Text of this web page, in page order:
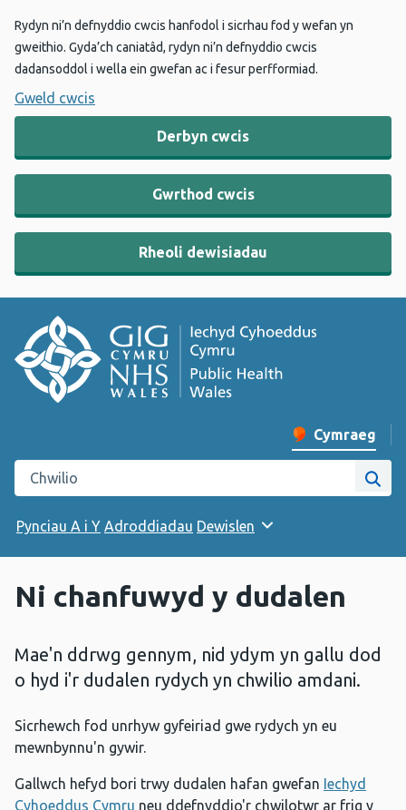
Rydyn ni’n defnyddio cwcis hanfodol i sicrhau fod y wefan yn
gweithio. Gyda’ch caniatâd, rydyn ni’n defnyddio cwcis
dadansoddol i wella ein gwefan ac i fesur perfformiad.
Gweld cwcis
Derbyn cwcis
Gwrthod cwcis
Rheoli dewisiadau
Newid iaith y
Cymraeg
Chwilio gwefan Iechyd Cyhoeddus Cymru
Pynciau A i Y Adroddiadau Dewislen
Ni chanfuwyd y dudalen
Mae'n ddrwg gennym, nid ydym yn gallu dod
o hyd i'r dudalen rydych yn chwilio amdani.
Sicrhewch fod unrhyw gyfeiriad gwe rydych yn eu
mewnbynnu'n gywir.
Gallwch hefyd bori trwy dudalen hafan gwefan Iechyd
Cyhoeddus Cymru neu ddefnyddio'r chwilotwr ar frig y